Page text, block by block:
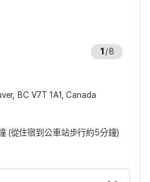
1 /8
BC V7T 1A1, Canada
(從住宿到公車站步行約5分鐘)